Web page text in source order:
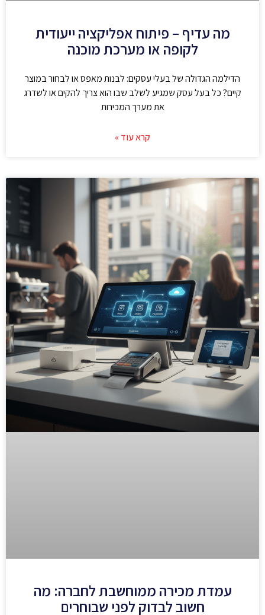
מה עדיף – פיתוח אפליקציה ייעודית
לקופה או מערכת מוכנה
הדילמה הגדולה של בעלי עסקים: לבנות מאפס או לבחור במוצר
קיים? כל בעל עסק שמגיע לשלב שבו הוא צריך להקים או לשדרג
את מערך המכירות
קרא עוד »
עמדת מכירה ממוחשבת לחברה: מה
חשוב לבדוק לפני שבוחרים